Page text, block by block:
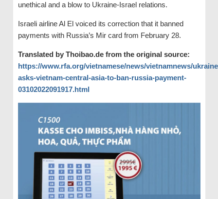
unethical and a blow to Ukraine-Israel relations.
Israeli airline Al El voiced its correction that it banned
payments with Russia’s Mir card from February 28.
Translated by Thoibao.de from the original source:
https://www.rfa.org/vietnamese/news/vietnamnews/
asks-vietnam-central-asia-to-ban-russia-payment-
03102022091917.html